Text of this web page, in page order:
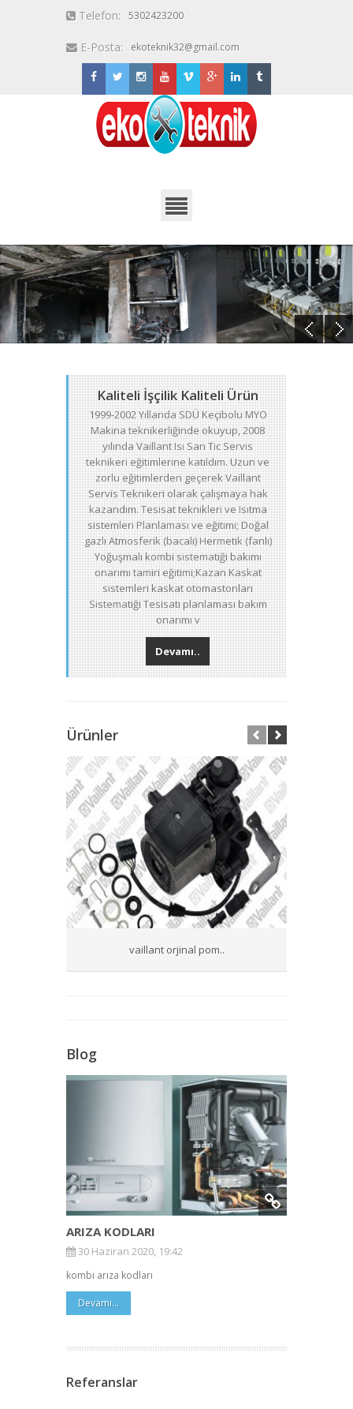
Telefon: 5302423200
E-Posta: ekoteknik32@gmail.com
Kaliteli İşçilik Kaliteli Ürün
1999-2002 Yıllarıda SDÜ Keçibolu MYO
Makina teknikerliğinde okuyup, 2008
yılında Vaillant Isı San Tic Servis
teknikeri eğitimlerine katıldım. Uzun ve
zorlu eğitimlerden geçerek Vaillant
Servis Teknikeri olarak çalışmaya hak
kazandım. Tesisat teknikleri ve Isıtma
sistemleri Planlaması ve eğitimi; Doğal
gazlı Atmosferik (bacalı) Hermetik (fanlı)
Yoğuşmalı kombi sistematiği bakımı
onarımı tamiri eğitimi;Kazan Kaskat
sistemleri kaskat otomastonları
Sistematiği Tesisatı planlaması bakım
onarımı v
Devamı..
Ürünler
vaillant orjinal pom..
Blog
ARIZA KODLARI
30 Haziran 2020, 19:42
kombi arıza kodları
Devamı...
Referanslar